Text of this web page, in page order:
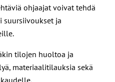
ohjaajat voivat tehdä
suursiivoukset ja
tilojen huoltoa ja
materiaalitilauksia sekä